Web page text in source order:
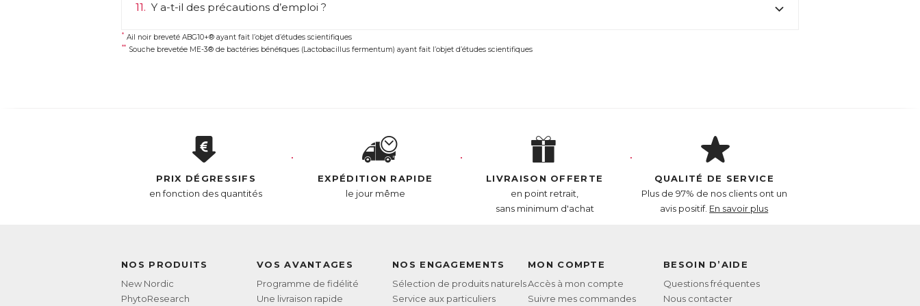
* Ail noir breveté ABG10+® ayant fait l’objet d’études scientifiques
11. Y a-t-il des précautions d’emploi ?
* Ail noir breveté ABG10+® ayant fait l’objet d’études scientifiques
** Souche brevetée ME-3® de bactéries bénéﬁques (Lactobacillus fermentum) ayant fait l’objet d’études scientifiques
PRIX DÉGRESSIFS
en fonction des quantités
EXPÉDITION RAPIDE
le jour même
LIVRAISON OFFERTE
en point retrait,
sans minimum d'achat
QUALITÉ DE SERVICE
Plus de 97% de nos clients ont un
avis positif. En savoir plus
NOS PRODUITS
New Nordic
PhytoResearch
VOS AVANTAGES
Programme de fidélité
Une livraison rapide
NOS ENGAGEMENTS
Sélection de produits naturels
Service aux particuliers
MON COMPTE
Accès à mon compte
Suivre mes commandes
BESOIN D’AIDE
Questions fréquentes
Nous contacter